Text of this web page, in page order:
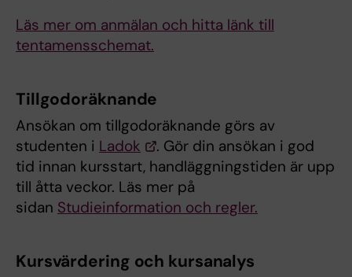
Läs mer om anmälan och hitta länk till
tentamensschemat.
Tillgodoräknande
Ansökan om tillgodoräknande görs av
studenten i Ladok
. Gör din ansökan i god
tid innan kursstart, handläggningstiden är upp
till åtta veckor. Läs mer på
sidan Studieinformation och regler.
Kursvärdering och kursanalys